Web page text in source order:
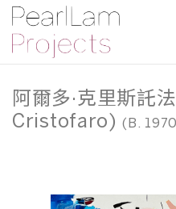
阿爾多·克里斯託
Cristofaro)(B.